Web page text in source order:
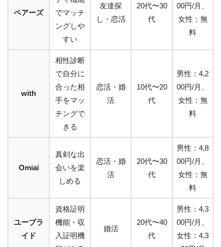
ペアーズ
でマッチ
ングしや
すい
友達探
し・恋活
20代〜30
代
00円/月、
女性：無
料
with
相性診断
で自分に
合った相
手をマッ
チングで
きる
恋活・婚
活
10代〜20
代
男性：4,2
00円/月、
女性：無
料
Omiai
真剣な出
会いを楽
しめる
恋活・婚
活
20代〜30
代
男性：4,8
00円/月、
女性：無
料
ユーブラ
イド
資格証明
機能・収
入証明機
婚活
20代〜40
代
男性：4,3
00円/月、
女性：4,3